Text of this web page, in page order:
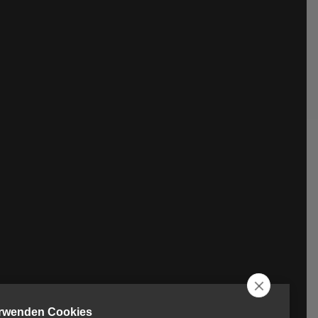
Cookies